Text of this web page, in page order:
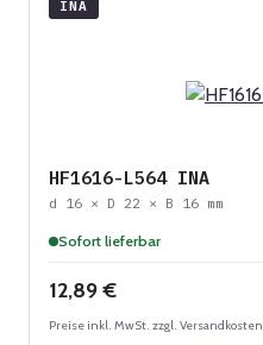
INA
HF1616-L564 INA
d 16 × D 22 × B 16 mm
Sofort lieferbar
Regulärer Preis:
12,89 €
Preise inkl. MwSt. zzgl. Versandkosten